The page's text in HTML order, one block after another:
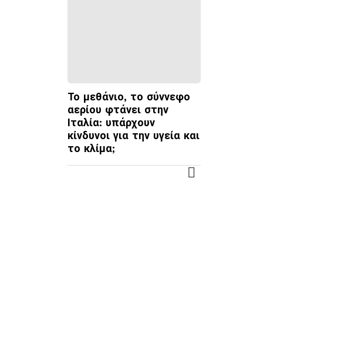
Το μεθάνιο, το σύννεφο
αερίου φτάνει στην
Ιταλία: υπάρχουν
κίνδυνοι για την υγεία και
το κλίμα;